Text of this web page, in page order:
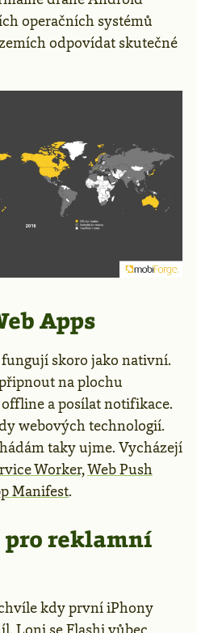
operačních systémů
odpovídat skutečné
Apps
skoro jako nativní.
na plochu
a posílat notifikace.
webových technologií.
taky ujme. Vycházejí
Worker,Web Push
Manifest.
pro reklamní
kdy první iPhony